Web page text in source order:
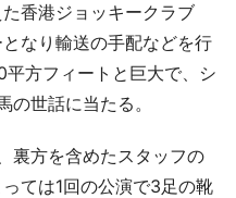
香港ジョッキークラブ
なり輸送の手配などを行
方フィートと巨大で、シ
世話に当たる。
裏方を含めたスタッフの
ては1回の公演で3足の靴